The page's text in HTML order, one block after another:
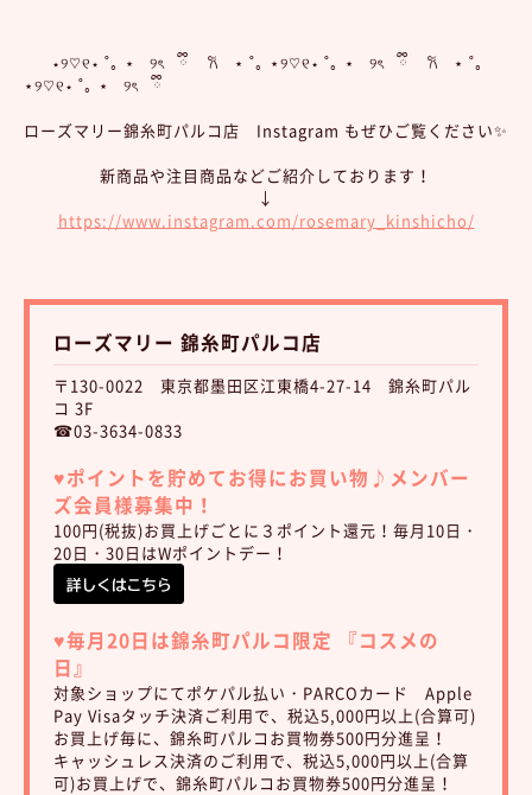
⋆୨♡୧⋆ ˚｡ ⋆ ୨ৎ ྀི 𐙚 ⋆ ˚｡ ⋆୨♡୧⋆ ˚｡ ⋆ ୨ৎ ྀི 𐙚 ⋆ ˚｡
⋆୨♡୧⋆ ˚｡ ⋆ ୨ৎ ྀི
ローズマリー錦糸町パルコ店 Instagram もぜひご覧ください✨
新商品や注目商品などご紹介しております！
↓
https://www.instagram.com/rosemary_kinshicho/
ローズマリー 錦糸町パルコ店
〒130-0022 東京都墨田区江東橋4-27-14 錦糸町パル
コ 3F
☎03-3634-0833
♥︎ポイントを貯めてお得にお買い物♪ メンバー
ズ会員様募集中！
100円(税抜)お買上げごとに３ポイント還元！毎月10日・
20日・30日はWポイントデー！
♥︎毎月20日は錦糸町パルコ限定 『コスメの
日』
対象ショップにてポケパル払い・PARCOカード Apple
Pay Visaタッチ決済ご利用で、税込5,000円以上(合算可)
お買上げ毎に、錦糸町パルコお買物券500円分進呈！
キャッシュレス決済のご利用で、税込5,000円以上(合算
可)お買上げで、錦糸町パルコお買物券500円分進呈！